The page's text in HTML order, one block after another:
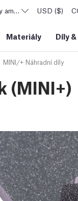
USD ($)
Materiály Díly &
MINI/+ Náhradní díly
(MINI+)